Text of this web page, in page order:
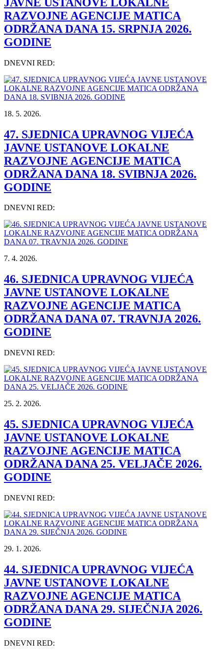
RAZVOJNE AGENCIJE MATICA
ODRŽANA DANA 15. SRPNJA 2026.
GODINE
DNEVNI RED:
18. 5. 2026.
47. SJEDNICA UPRAVNOG VIJEĆA
JAVNE USTANOVE LOKALNE
RAZVOJNE AGENCIJE MATICA
ODRŽANA DANA 18. SVIBNJA 2026.
GODINE
DNEVNI RED:
7. 4. 2026.
46. SJEDNICA UPRAVNOG VIJEĆA
JAVNE USTANOVE LOKALNE
RAZVOJNE AGENCIJE MATICA
ODRŽANA DANA 07. TRAVNJA 2026.
GODINE
DNEVNI RED:
25. 2. 2026.
45. SJEDNICA UPRAVNOG VIJEĆA
JAVNE USTANOVE LOKALNE
RAZVOJNE AGENCIJE MATICA
ODRŽANA DANA 25. VELJAČE 2026.
GODINE
DNEVNI RED:
29. 1. 2026.
44. SJEDNICA UPRAVNOG VIJEĆA
JAVNE USTANOVE LOKALNE
RAZVOJNE AGENCIJE MATICA
ODRŽANA DANA 29. SIJEČNJA 2026.
GODINE
DNEVNI RED: